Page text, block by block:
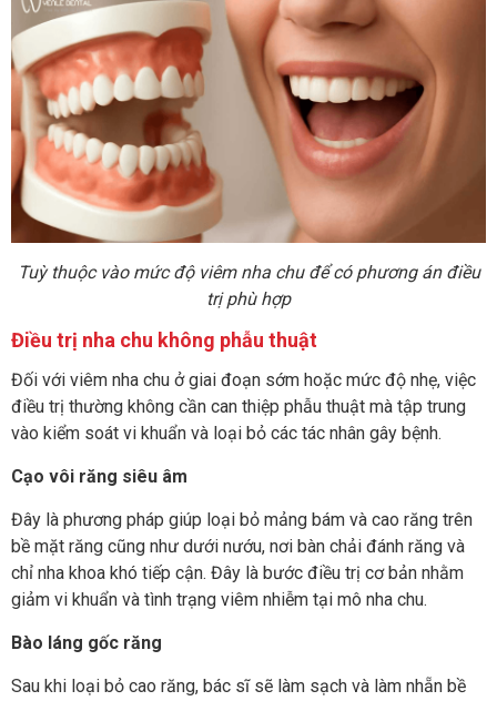
Tuỳ thuộc vào mức độ viêm nha chu để có phương án điều
trị phù hợp
Điều trị nha chu không phẫu thuật
Đối với viêm nha chu ở giai đoạn sớm hoặc mức độ nhẹ, việc
điều trị thường không cần can thiệp phẫu thuật mà tập trung
vào kiểm soát vi khuẩn và loại bỏ các tác nhân gây bệnh.
Cạo vôi răng siêu âm
Đây là phương pháp giúp loại bỏ mảng bám và cao răng trên
bề mặt răng cũng như dưới nướu, nơi bàn chải đánh răng và
chỉ nha khoa khó tiếp cận. Đây là bước điều trị cơ bản nhằm
giảm vi khuẩn và tình trạng viêm nhiễm tại mô nha chu.
Bào láng gốc răng
Sau khi loại bỏ cao răng, bác sĩ sẽ làm sạch và làm nhẵn bề